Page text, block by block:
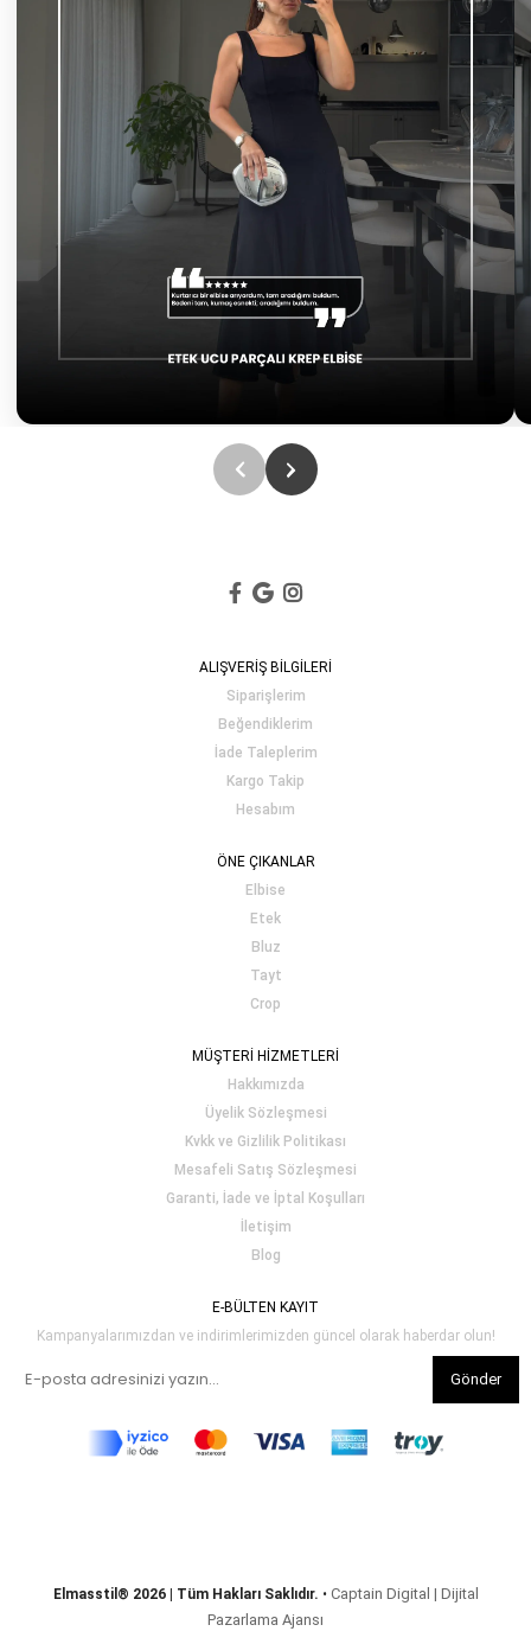
ALIŞVERİŞ BİLGİLERİ
Siparişlerim
Beğendiklerim
İade Taleplerim
Kargo Takip
Hesabım
ÖNE ÇIKANLAR
Elbise
Etek
Bluz
Tayt
Crop
MÜŞTERİ HİZMETLERİ
Hakkımızda
Üyelik Sözleşmesi
Kvkk ve Gizlilik Politikası
Mesafeli Satış Sözleşmesi
Garanti, İade ve İptal Koşulları
İletişim
Blog
E-BÜLTEN KAYIT
Kampanyalarımızdan ve indirimlerimizden güncel olarak haberdar olun!
Gönder
Elmasstil® 2026 | Tüm Hakları Saklıdır. • Captain Digital | Dijital
Pazarlama Ajansı